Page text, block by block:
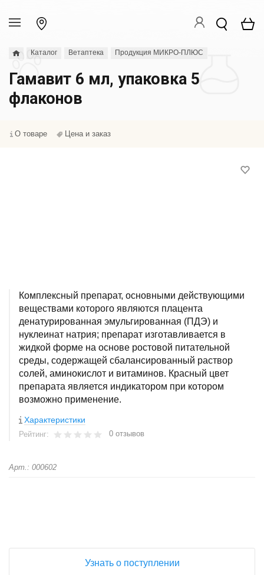
Каталог Ветаптека Продукция МИКРО-ПЛЮС
Гамавит 6 мл, упаковка 5
флаконов
О товаре Цена и заказ
Комплексный препарат, основными действующими
веществами которого являются плацента
денатурированная эмульгированная (ПДЭ) и
нуклеинат натрия; препарат изготавливается в
жидкой форме на основе ростовой питательной
среды, содержащей сбалансированный раствор
солей, аминокислот и витаминов. Красный цвет
препарата является индикатором при котором
возможно применение.
Характеристики
Рейтинг: 0 отзывов
Арт.: 000602
Узнать о поступлении